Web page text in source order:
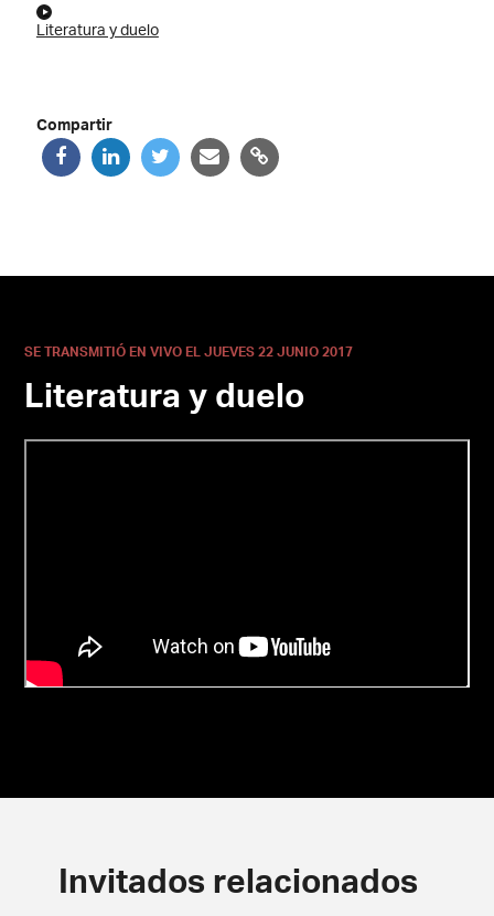
Literatura y duelo
Compartir
SE TRANSMITIÓ EN VIVO EL JUEVES 22 JUNIO 2017
Literatura y duelo
Invitados relacionados